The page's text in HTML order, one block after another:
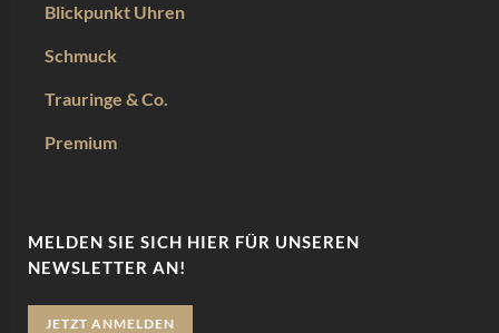
Blickpunkt Uhren
Schmuck
Trauringe & Co.
Premium
MELDEN SIE SICH HIER FÜR UNSEREN
NEWSLETTER AN!
JETZT ANMELDEN